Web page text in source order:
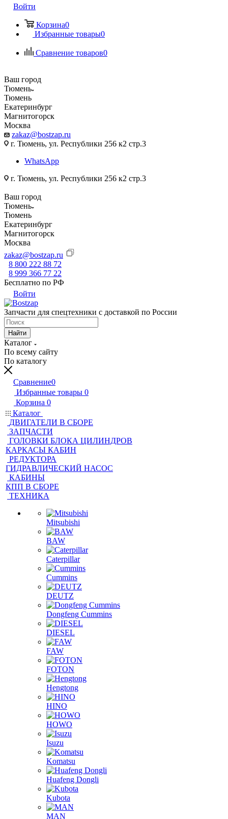
Войти
Корзина0
Избранные товары0
Сравнение товаров0
Ваш город
Тюмень
Тюмень
Екатеринбург
Магнитогорск
Москва
zakaz@bostzap.ru
г. Тюмень, ул. Республики 256 к2 стр.3
WhatsApp
г. Тюмень, ул. Республики 256 к2 стр.3
Ваш город
Тюмень
Тюмень
Екатеринбург
Магнитогорск
Москва
zakaz@bostzap.ru
8 800 222 88 72
8 999 366 77 22
Бесплатно по РФ
Войти
Запчасти для спецтехники с доставкой по России
Найти
Каталог
По всему сайту
По каталогу
Сравнение0
Избранные товары 0
Корзина 0
Каталог
ДВИГАТЕЛИ В СБОРЕ
ЗАПЧАСТИ
ГОЛОВКИ БЛОКА ЦИЛИНДРОВ
КАРКАСЫ КАБИН
РЕДУКТОРА
ГИДРАВЛИЧЕСКИЙ НАСОС
КАБИНЫ
КПП В СБОРЕ
ТЕХНИКА
Mitsubishi
BAW
Caterpillar
Cummins
DEUTZ
Dongfeng Cummins
DIESEL
FAW
FOTON
Hengtong
HINO
HOWO
Isuzu
Komatsu
Huafeng Dongli
Kubota
MAN